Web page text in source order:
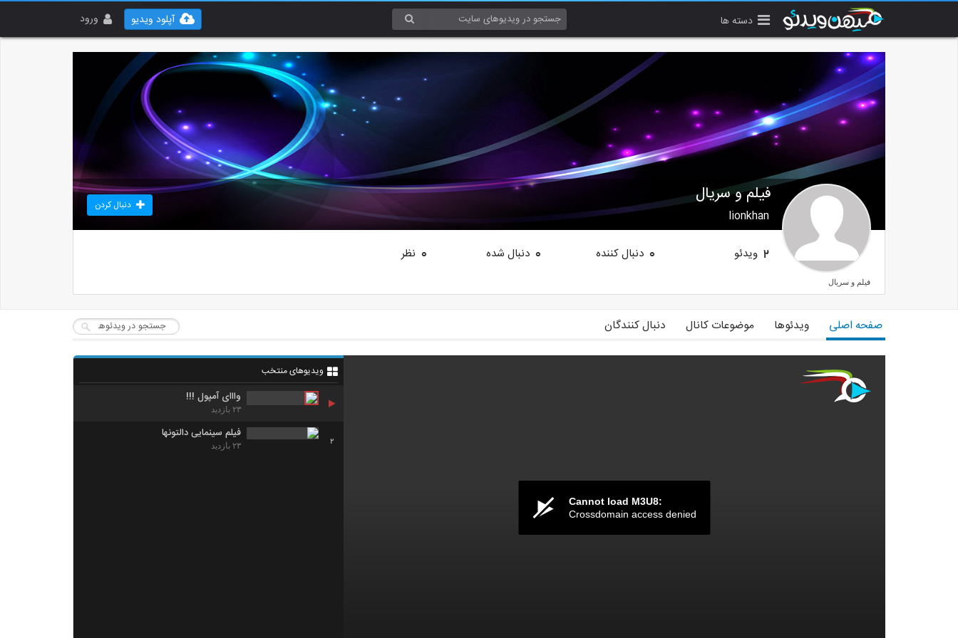
دسته ها ورود آپلود ویدیو
فیلم و سریال
lionkhan
دنبال کردن
2 ویدئو 0 دنبال کننده 0 دنبال شده 0 نظر
فیلم و سریال
صفحه اصلی ویدئوها موضوعات کانال دنبال کنندگان
Cannot load M3U8:
Crossdomain access denied
ویدیوهای منتخب
وااای آمپول !!!
۲۳ بازدید
2
فیلم سینمایی دالتونها
۲۳ بازدید